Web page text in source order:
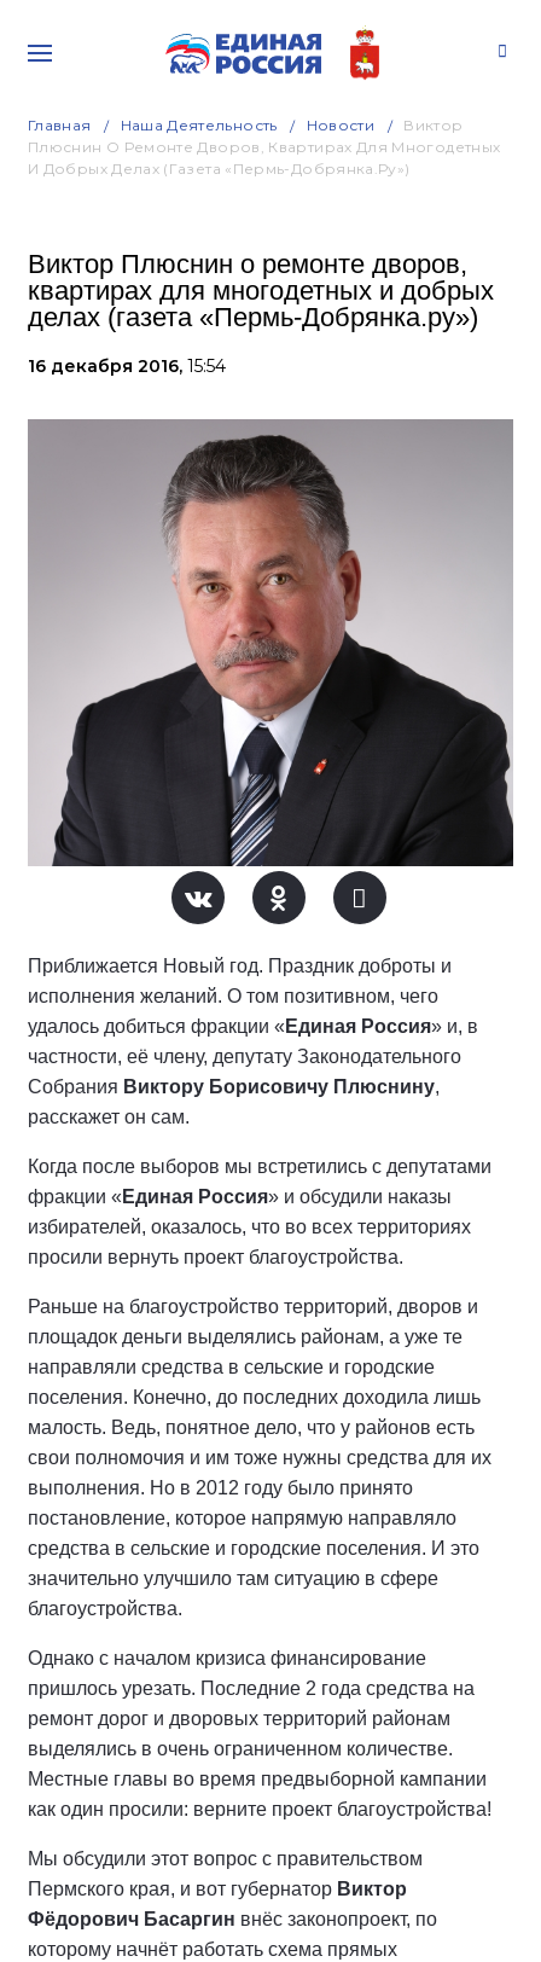
Главная Наша Деятельность Новости
Виктор
Плюснин О Ремонте Дворов, Квартирах Для Многодетных
И Добрых Делах (газета «Пермь-Добрянка.ру»)
Виктор Плюснин о ремонте дворов,
квартирах для многодетных и добрых
делах (газета «Пермь-Добрянка.ру»)
16 декабря 2016, 15:54
Приближается Новый год. Праздник доброты и
исполнения желаний. О том позитивном, чего
удалось добиться фракции « Единая Россия» и, в
частности, её члену, депутату Законодательного
Собрания Виктору Борисовичу Плюснину,
расскажет он сам.
Когда после выборов мы встретились с депутатами
фракции « Единая Россия» и обсудили наказы
избирателей, оказалось, что во всех территориях
просили вернуть проект благоустройства.
Раньше на благоустройство территорий, дворов и
площадок деньги выделялись районам, а уже те
направляли средства в сельские и городские
поселения. Конечно, до последних доходила лишь
малость. Ведь, понятное дело, что у районов есть
свои полномочия и им тоже нужны средства для их
выполнения. Но в 2012 году было принято
постановление, которое напрямую направляло
средства в сельские и городские поселения. И это
значительно улучшило там ситуацию в сфере
благоустройства.
Однако с началом кризиса финансирование
пришлось урезать. Последние 2 года средства на
ремонт дорог и дворовых территорий районам
выделялись в очень ограниченном количестве.
Местные главы во время предвыборной кампании
как один просили: верните проект благоустройства!
Мы обсудили этот вопрос с правительством
Пермского края, и вот губернатор Виктор
Фёдорович Басаргин внёс законопроект, по
которому начнёт работать схема прямых